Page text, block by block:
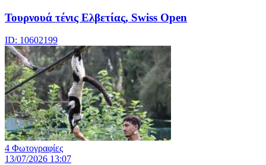
Τουρνουά τένις Ελβετίας, Swiss Open
ID: 10602199
4 Φωτογραφίες
13/07/2026 13:07